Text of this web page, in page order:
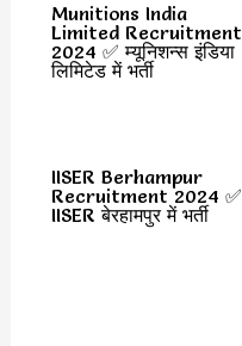
Munitions India
Limited Recruitment
2024 ✅ म्यूनिशन्स इंडिया
लिमिटेड में भर्ती
IISER Berhampur
Recruitment 2024 ✅
IISER बेरहामपुर में भर्ती